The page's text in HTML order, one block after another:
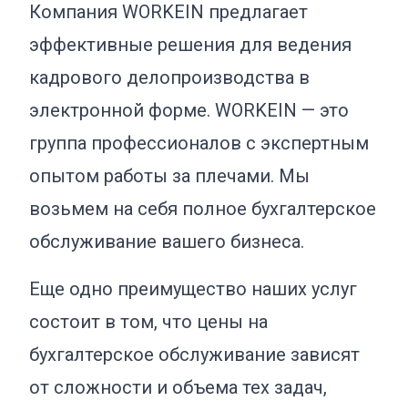
Компания WORKEIN предлагает
эффективные решения для ведения
кадрового делопроизводства в
электронной форме. WORKEIN — это
группа профессионалов с экспертным
опытом работы за плечами. Мы
возьмем на себя полное бухгалтерское
обслуживание вашего бизнеса.
Еще одно преимущество наших услуг
состоит в том, что цены на
бухгалтерское обслуживание зависят
от сложности и объема тех задач,